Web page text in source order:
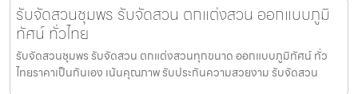
รับจัดสวนชุมพร รับจัดสวน ตกแต่งสวน ออกแบบภูมิ
ทัศน์ ทั่วไทย
รับจัดสวนชุมพร รับจัดสวน ตกแต่งสวนทุกขนาด ออกแบบภูมิทัศน์ ทั่ว
ไทยราคาเป็นกันเอง เน้นคุณภาพ รับประกันความสวยงาม รับจัดสวน